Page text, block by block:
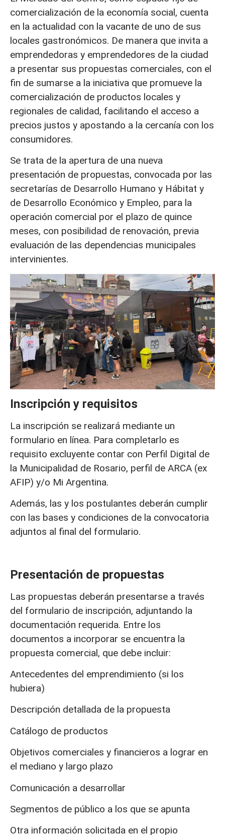
comercialización de la economía social, cuenta
en la actualidad con la vacante de uno de sus
locales gastronómicos. De manera que invita a
emprendedoras y emprendedores de la ciudad
a presentar sus propuestas comerciales, con el
fin de sumarse a la iniciativa que promueve la
comercialización de productos locales y
regionales de calidad, facilitando el acceso a
precios justos y apostando a la cercanía con los
consumidores.
Se trata de la apertura de una nueva
presentación de propuestas, convocada por las
secretarías de Desarrollo Humano y Hábitat y
de Desarrollo Económico y Empleo, para la
operación comercial por el plazo de quince
meses, con posibilidad de renovación, previa
evaluación de las dependencias municipales
intervinientes.
Inscripción y requisitos
La inscripción se realizará mediante un
formulario en línea. Para completarlo es
requisito excluyente contar con Perfil Digital de
la Municipalidad de Rosario, perfil de ARCA (ex
AFIP) y/o Mi Argentina.
Además, las y los postulantes deberán cumplir
con las bases y condiciones de la convocatoria
adjuntos al final del formulario.
Presentación de propuestas
Las propuestas deberán presentarse a través
del formulario de inscripción, adjuntando la
documentación requerida. Entre los
documentos a incorporar se encuentra la
propuesta comercial, que debe incluir:
Antecedentes del emprendimiento (si los
hubiera)
Descripción detallada de la propuesta
Catálogo de productos
Objetivos comerciales y financieros a lograr en
el mediano y largo plazo
Comunicación a desarrollar
Segmentos de público a los que se apunta
Otra información solicitada en el propio